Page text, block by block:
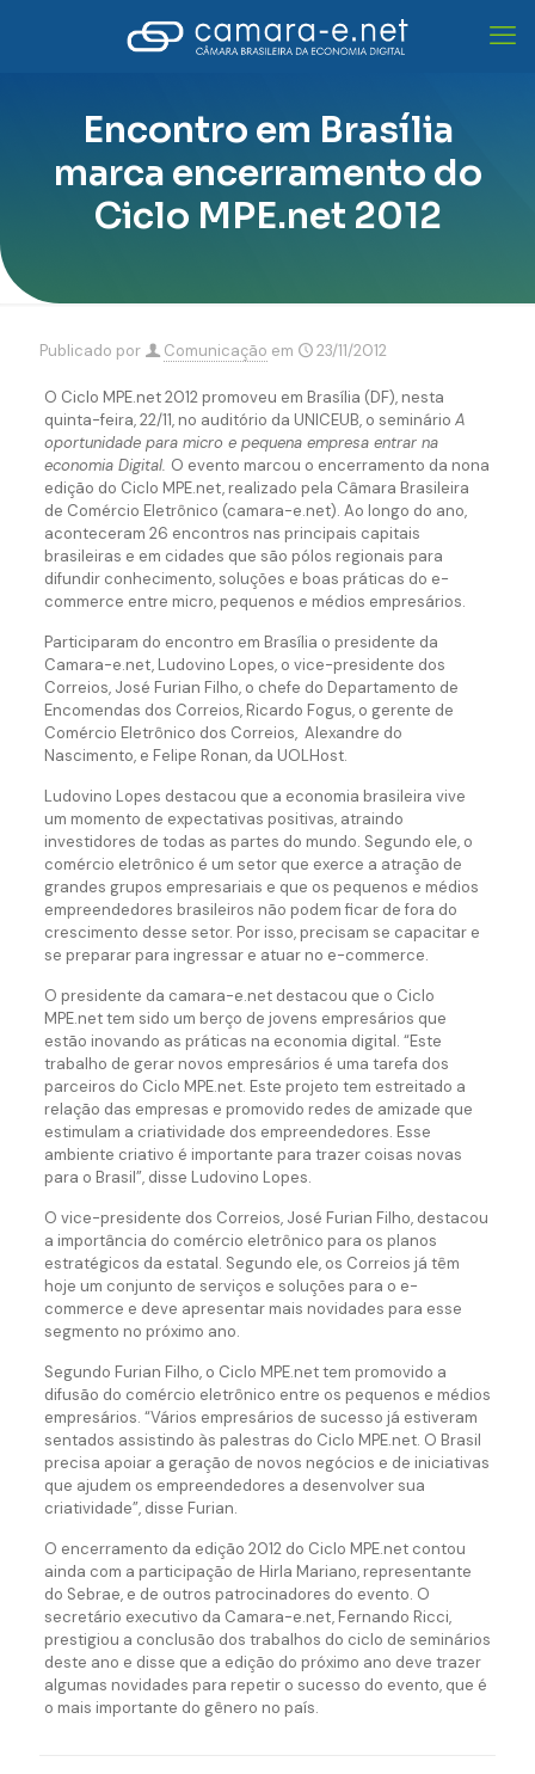
Encontro em Brasília
marca encerramento do
Ciclo MPE.net 2012
Publicado por Comunicação em 23/11/2012
O Ciclo MPE.net 2012 promoveu em Brasília (DF), nesta
quinta-feira, 22/11, no auditório da UNICEUB, o seminário A
oportunidade para micro e pequena empresa entrar na
economia Digital. O evento marcou o encerramento da nona
edição do Ciclo MPE.net, realizado pela Câmara Brasileira
de Comércio Eletrônico (camara-e.net). Ao longo do ano,
aconteceram 26 encontros nas principais capitais
brasileiras e em cidades que são pólos regionais para
difundir conhecimento, soluções e boas práticas do e-
commerce entre micro, pequenos e médios empresários.
Participaram do encontro em Brasília o presidente da
Camara-e.net, Ludovino Lopes, o vice-presidente dos
Correios, José Furian Filho, o chefe do Departamento de
Encomendas dos Correios, Ricardo Fogus, o gerente de
Comércio Eletrônico dos Correios, Alexandre do
Nascimento, e Felipe Ronan, da UOLHost.
Ludovino Lopes destacou que a economia brasileira vive
um momento de expectativas positivas, atraindo
investidores de todas as partes do mundo. Segundo ele, o
comércio eletrônico é um setor que exerce a atração de
grandes grupos empresariais e que os pequenos e médios
empreendedores brasileiros não podem ficar de fora do
crescimento desse setor. Por isso, precisam se capacitar e
se preparar para ingressar e atuar no e-commerce.
O presidente da camara-e.net destacou que o Ciclo
MPE.net tem sido um berço de jovens empresários que
estão inovando as práticas na economia digital. “Este
trabalho de gerar novos empresários é uma tarefa dos
parceiros do Ciclo MPE.net. Este projeto tem estreitado a
relação das empresas e promovido redes de amizade que
estimulam a criatividade dos empreendedores. Esse
ambiente criativo é importante para trazer coisas novas
para o Brasil”, disse Ludovino Lopes.
O vice-presidente dos Correios, José Furian Filho, destacou
a importância do comércio eletrônico para os planos
estratégicos da estatal. Segundo ele, os Correios já têm
hoje um conjunto de serviços e soluções para o e-
commerce e deve apresentar mais novidades para esse
segmento no próximo ano.
Segundo Furian Filho, o Ciclo MPE.net tem promovido a
difusão do comércio eletrônico entre os pequenos e médios
empresários. “Vários empresários de sucesso já estiveram
sentados assistindo às palestras do Ciclo MPE.net. O Brasil
precisa apoiar a geração de novos negócios e de iniciativas
que ajudem os empreendedores a desenvolver sua
criatividade”, disse Furian.
O encerramento da edição 2012 do Ciclo MPE.net contou
ainda com a participação de Hirla Mariano, representante
do Sebrae, e de outros patrocinadores do evento. O
secretário executivo da Camara-e.net, Fernando Ricci,
prestigiou a conclusão dos trabalhos do ciclo de seminários
deste ano e disse que a edição do próximo ano deve trazer
algumas novidades para repetir o sucesso do evento, que é
o mais importante do gênero no país.